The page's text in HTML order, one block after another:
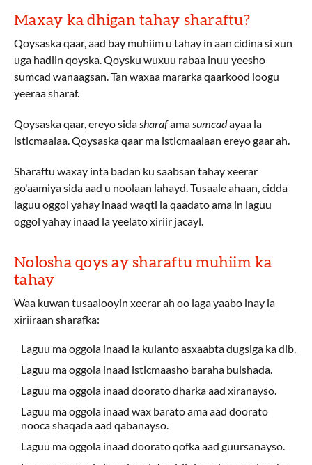
Maxay ka dhigan tahay sharaftu?
Qoysaska qaar, aad bay muhiim u tahay in aan cidina si xun
uga hadlin qoyska. Qoysku wuxuu rabaa inuu yeesho
sumcad wanaagsan. Tan waxaa mararka qaarkood loogu
yeeraa sharaf.
Qoysaska qaar, ereyo sidasharafamasumcadayaa la
isticmaalaa. Qoysaska qaar ma isticmaalaan ereyo gaar ah.
Sharaftu waxay inta badan ku saabsan tahay xeerar
go'aamiya sida aad u noolaan lahayd. Tusaale ahaan, cidda
laguu oggol yahay inaad waqti la qaadato ama in laguu
oggol yahay inaad la yeelato xiriir jacayl.
Nolosha qoys ay sharaftu muhiim ka
tahay
Waa kuwan tusaalooyin xeerar ah oo laga yaabo inay la
xiriiraan sharafka:
Laguu ma oggola inaad la kulanto asxaabta dugsiga ka dib.
Laguu ma oggola inaad isticmaasho baraha bulshada.
Laguu ma oggola inaad doorato dharka aad xiranayso.
Laguu ma oggola inaad wax barato ama aad doorato
nooca shaqada aad qabanayso.
Laguu ma oggola inaad doorato qofka aad guursanayso.